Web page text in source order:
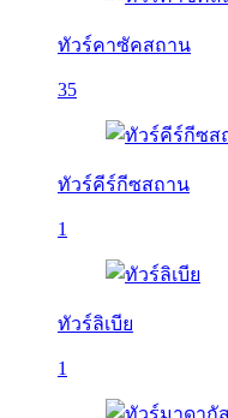
ทัวร์คาซัคสถาน
35
ทัวร์คีร์กีซสถาน
1
ทัวร์ลิเบีย
1